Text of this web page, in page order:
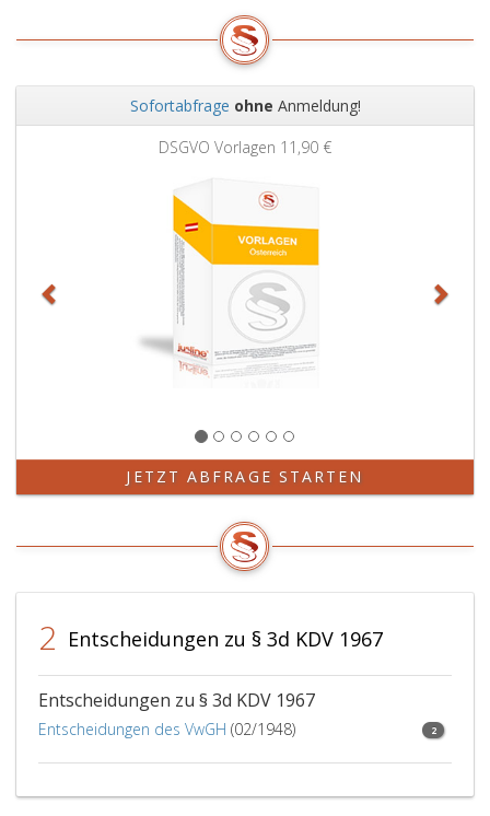
Sofortabfrage ohne Anmeldung!
DSGVO Vorlagen11,90 €
JETZT ABFRAGE STARTEN
2 Entscheidungen zu § 3d KDV 1967
Entscheidungen zu § 3d KDV 1967
Entscheidungen des VwGH (02/1948) 2